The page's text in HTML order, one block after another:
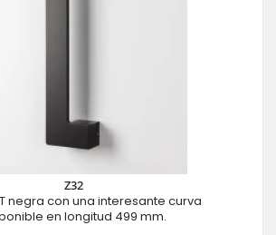
Z32
negra con una interesante curva
en longitud 499 mm.